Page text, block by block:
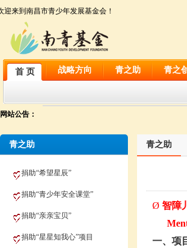
迎来到南昌市青少年发展基金会！
首 页 战略方向 青之助 青之
网站公告：
青之助
捐助“希望星辰”
捐助“青少年安全课堂”
捐助“亲亲宝贝”
捐助“星星知我心”项目
青之助
Ø 智障
一、项